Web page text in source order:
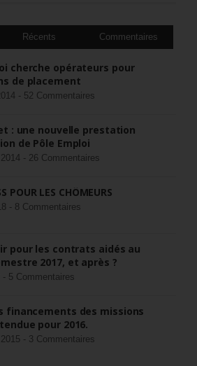
Récents Commentaires
cherche opérateurs pour
de placement
- 52 Commentaires
: une nouvelle prestation
de Pôle Emploi
- 26 Commentaires
POUR LES CHÔMEURS
- 8 Commentaires
pour les contrats aidés au
2017, et après ?
- 5 Commentaires
financements des missions
pour 2016.
- 3 Commentaires